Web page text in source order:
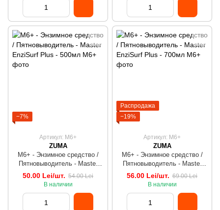
−7%
Артикул: M6+
ZUMA
M6+ - Энзимное средство /
Пятновыводитель - Master
EnziSurf Plus - 500мл
50.00 Lei/шт. 54.00 Lei
В наличии
Распродажа
−19%
Артикул: M6+
ZUMA
M6+ - Энзимное средство /
Пятновыводитель - Master
EnziSurf Plus - 700мл
56.00 Lei/шт. 69.00 Lei
В наличии